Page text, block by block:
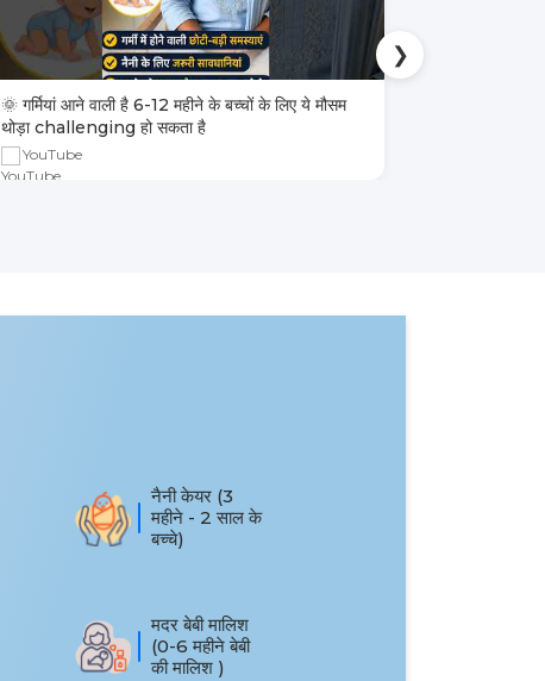
🌞 गर्मियां आने वाली है 6-12 महीने के बच्चों के लिए ये मौसम
थोड़ा challenging हो सकता है
YouTube
❯
नैनी केयर (3
महीने - 2 साल के
बच्चे)
मदर बेबी मालिश
(0-6 महीने बेबी
की मालिश )